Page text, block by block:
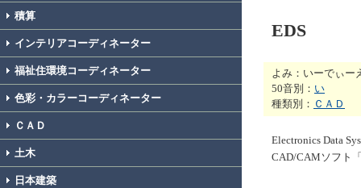
積算
インテリアコーディネーター
福祉住環境コーディネーター
色彩・カラーコーディネーター
ＣＡＤ
土木
日本建築
EDS
よみ：いーでぃー
50音別： い
種類別： ＣＡＤ
Electronics Data
CAD/CAMソフト